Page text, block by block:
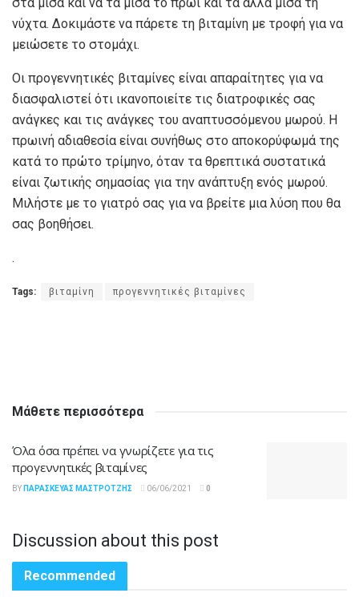
νύχτα. Δοκιμάστε να πάρετε τη βιταμίνη με τροφή για να
μειώσετε το στομάχι.
Οι προγεννητικές βιταμίνες είναι απαραίτητες για να
διασφαλιστεί ότι ικανοποιείτε τις διατροφικές σας
ανάγκες και τις ανάγκες του αναπτυσσόμενου μωρού. Η
πρωινή αδιαθεσία είναι συνήθως στο αποκορύφωμά της
κατά το πρώτο τρίμηνο, όταν τα θρεπτικά συστατικά
είναι ζωτικής σημασίας για την ανάπτυξη ενός μωρού.
Μιλήστε με το γιατρό σας για να βρείτε μια λύση που θα
σας βοηθήσει.
.
Tags: βιταμίνη προγεννητικές βιταμίνες
Μάθετε περισσότερα
Όλα όσα πρέπει να γνωρίζετε για τις
προγεννητικές βιταμίνες
BY ΠΑΡΑΣΚΕΥΆΣ ΜΑΣΤΡΟΤΖΉΣ 06/06/2021 0
Discussion about this post
Recommended